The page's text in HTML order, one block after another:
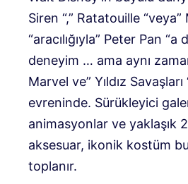
Siren “,” Ratatouille
“aracılığıyla” Peter Pan “a
deneyim … ama aynı
Marvel ve” Yıldız Savaşları
evreninde. Sürükleyici
animasyonlar ve yaklaşık
aksesuar, ikonik kostüm
toplanır.